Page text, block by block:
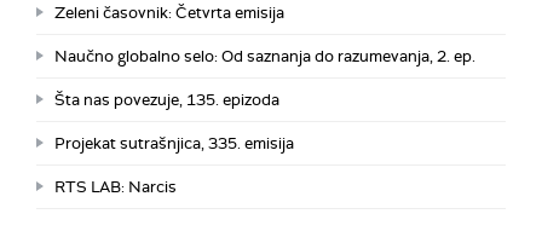
Zeleni časovnik: Četvrta emisija
Naučno globalno selo: Od saznanja do razumevanja, 2. ep.
Šta nas povezuje, 135. epizoda
Projekat sutrašnjica, 335. emisija
RTS LAB: Narcis